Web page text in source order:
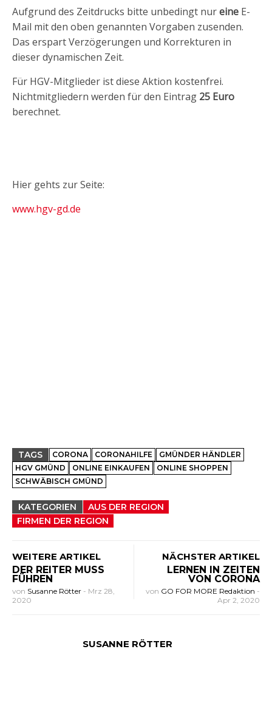
Aufgrund des Zeitdrucks bitte unbedingt nureine E-
Mail mit den oben genannten Vorgaben zusenden.
Das erspart Verzögerungen und Korrekturen in
dieser dynamischen Zeit.
Für HGV-Mitglieder ist diese Aktion kostenfrei.
Nichtmitgliedern werden für den Eintrag 25 Euro
berechnet.
Hier gehts zur Seite:
www.hgv-gd.de
TAGS CORONA CORONAHILFE
GMÜNDER HÄNDLER
HGV GMÜND
ONLINE EINKAUFEN
ONLINE SHOPPEN
SCHWÄBISCH GMÜND
KATEGORIEN
AUS DER REGION
FIRMEN DER REGION
WEITERE ARTIKEL
DER REITER MUSS
FÜHREN
von Susanne Rötter - Mrz 28,
2020
NÄCHSTER ARTIKEL
LERNEN IN ZEITEN
VON CORONA
von GO FOR MORE Redaktion -
Apr 2, 2020
SUSANNE RÖTTER